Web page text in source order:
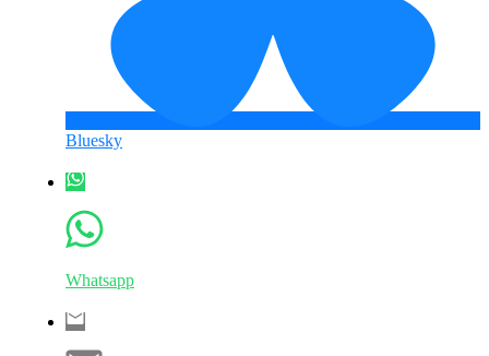
Bluesky
Whatsapp